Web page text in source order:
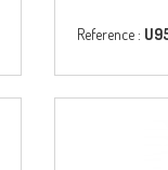
Reference :